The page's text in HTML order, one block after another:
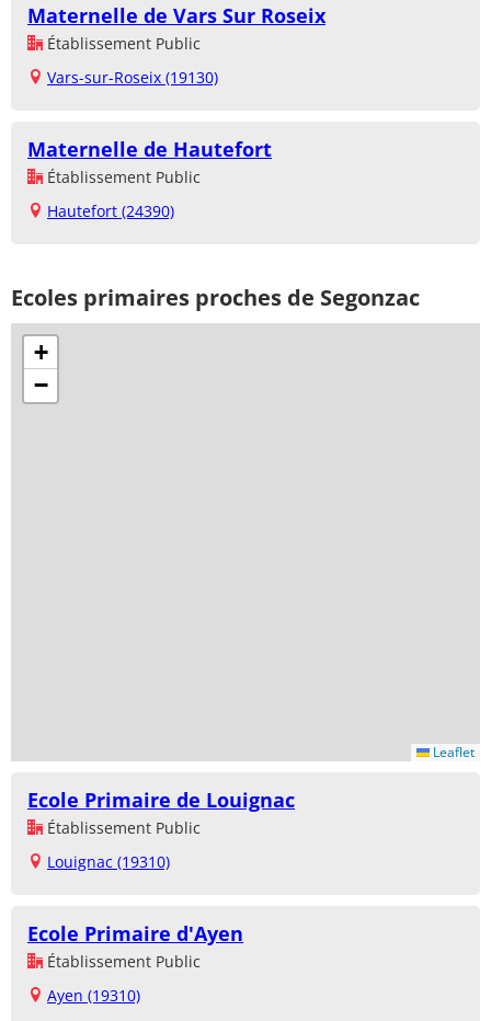
Maternelle de Vars Sur Roseix
Établissement Public
Vars-sur-Roseix (19130)
Maternelle de Hautefort
Établissement Public
Hautefort (24390)
Ecoles primaires proches de Segonzac
+
−
Leaflet
Ecole Primaire de Louignac
Établissement Public
Louignac (19310)
Ecole Primaire d'Ayen
Établissement Public
Ayen (19310)